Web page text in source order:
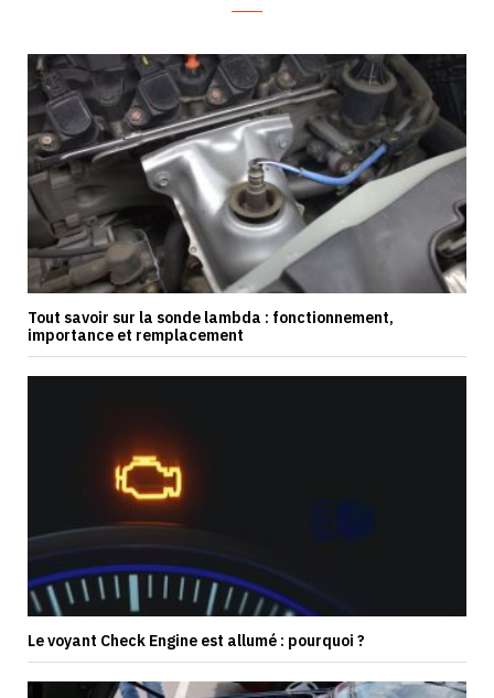
Tout savoir sur la sonde lambda : fonctionnement,
importance et remplacement
Le voyant Check Engine est allumé : pourquoi ?